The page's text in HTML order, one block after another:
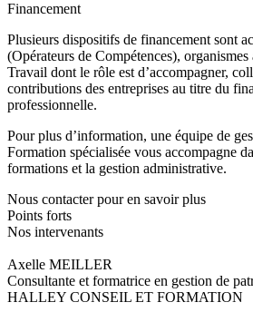
Financement
Plusieurs dispositifs de financement sont
(Opérateurs de Compétences),
Travail dont le rôle est d’accompagner,
contributions des entreprises au titre du
professionnelle.
Pour plus d’information, une équipe de
Formation spécialisée vous accompagne
formations et la gestion administrative.
Nous contacter pour en savoir plus
Points forts
Nos intervenants
Axelle MEILLER
Consultante et formatrice en gestion de
HALLEY CONSEIL ET FORMATION